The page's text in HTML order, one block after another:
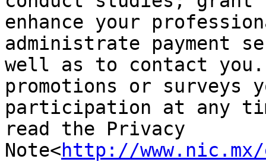
enhance your
administrate payment
well as to contact
promotions or surveys
participation at any
read the Privacy
Note<http://www.nic.mx/